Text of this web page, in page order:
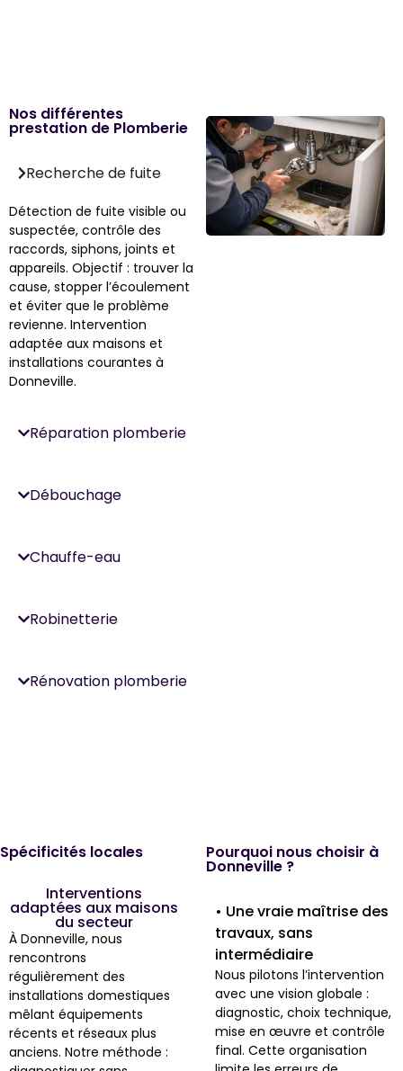
Nos différentes
prestation de Plomberie
Recherche de fuite
Détection de fuite visible ou
suspectée, contrôle des
raccords, siphons, joints et
appareils. Objectif : trouver la
cause, stopper l’écoulement
et éviter que le problème
revienne. Intervention
adaptée aux maisons et
installations courantes à
Donneville.
Réparation plomberie
Débouchage
Chauffe-eau
Robinetterie
Rénovation plomberie
Spécificités locales
Interventions
adaptées aux maisons
du secteur
À Donneville, nous
rencontrons
régulièrement des
installations domestiques
mêlant équipements
récents et réseaux plus
anciens. Notre méthode :
Pourquoi nous choisir à
Donneville ?
• Une vraie maîtrise des
travaux, sans
intermédiaire
Nous pilotons l’intervention
avec une vision globale :
diagnostic, choix technique,
mise en œuvre et contrôle
final. Cette organisation